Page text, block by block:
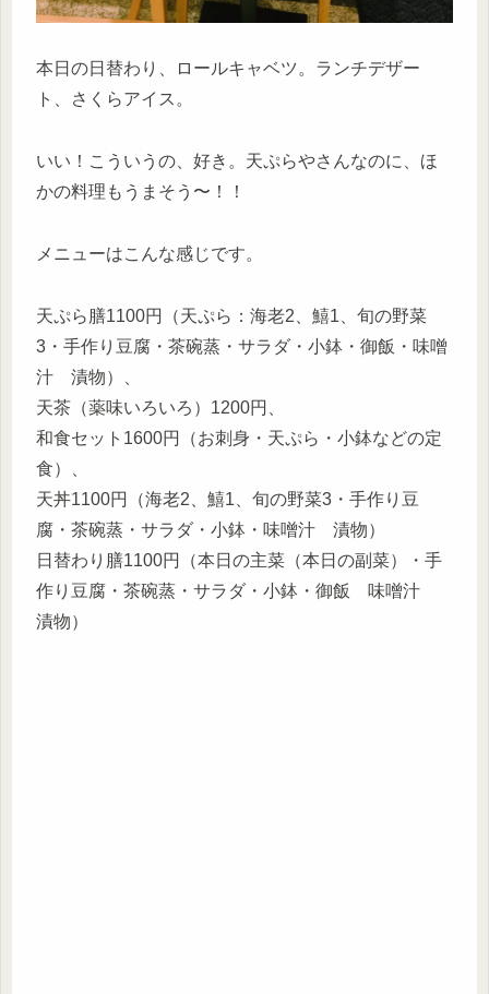
本日の日替わり、ロールキャベツ。ランチデザー
ト、さくらアイス。
いい！こういうの、好き。天ぷらやさんなのに、ほ
かの料理もうまそう〜！！
メニューはこんな感じです。
天ぷら膳1100円（天ぷら：海老2、鱚1、旬の野菜
3・手作り豆腐・茶碗蒸・サラダ・小鉢・御飯・味噌
汁 漬物）、
天茶（薬味いろいろ）1200円、
和食セット1600円（お刺身・天ぷら・小鉢などの定
食）、
天丼1100円（海老2、鱚1、旬の野菜3・手作り豆
腐・茶碗蒸・サラダ・小鉢・味噌汁 漬物）
日替わり膳1100円（本日の主菜（本日の副菜）・手
作り豆腐・茶碗蒸・サラダ・小鉢・御飯 味噌汁
漬物）